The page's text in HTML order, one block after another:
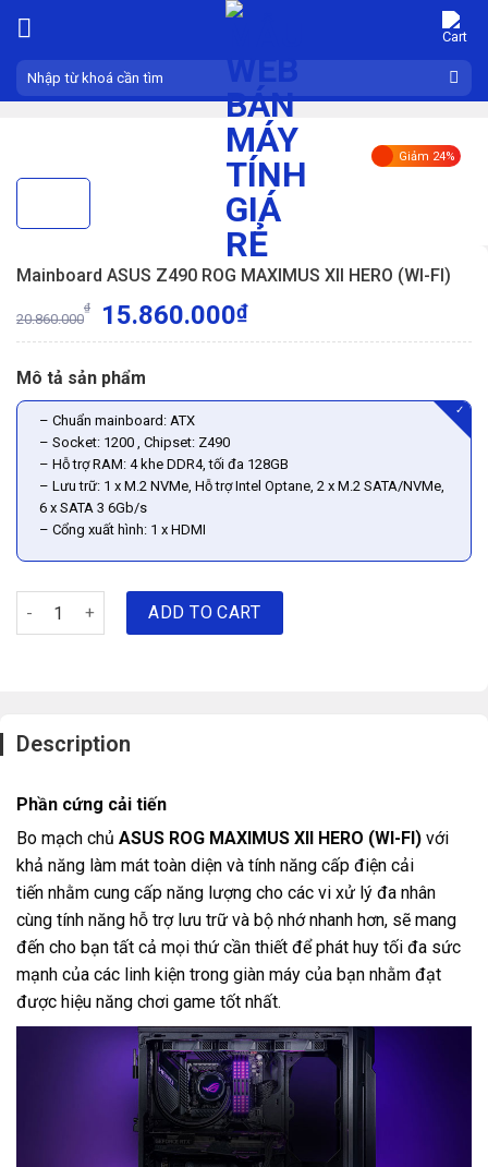
content
Search
for:
Giảm 24%
Mainboard ASUS Z490 ROG MAXIMUS XII HERO (WI-FI)
20.860.000
₫ 15.860.000₫
Mô tả sản phẩm
– Chuẩn mainboard: ATX
– Socket: 1200 , Chipset: Z490
– Hỗ trợ RAM: 4 khe DDR4, tối đa 128GB
– Lưu trữ: 1 x M.2 NVMe, Hỗ trợ Intel Optane, 2 x M.2 SATA/NVMe,
6 x SATA 3 6Gb/s
– Cổng xuất hình: 1 x HDMI
✓
Mainboard ASUS Z490 ROG MAXIMUS XII HERO (WI-FI) quantity
ADD TO CART
Description
Phần cứng cải tiến
Bo mạch chủ ASUS ROG MAXIMUS XII HERO (WI-FI) với
khả năng làm mát toàn diện và tính năng cấp điện cải
tiến nhằm cung cấp năng lượng cho các vi xử lý đa nhân
cùng tính năng hỗ trợ lưu trữ và bộ nhớ nhanh hơn, sẽ mang
đến cho bạn tất cả mọi thứ cần thiết để phát huy tối đa sức
mạnh của các linh kiện trong giàn máy của bạn nhằm đạt
được hiệu năng chơi game tốt nhất.